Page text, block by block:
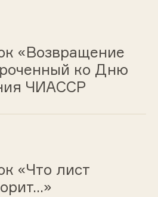
«Возвращение
ко Дню
ЧИАССР
«Что лист